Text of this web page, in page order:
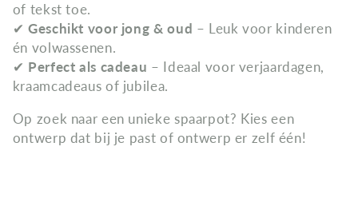
of tekst toe.
✔Geschikt voor jong & oud – Leuk voor kinderen
én volwassenen.
✔ Perfect als cadeau – Ideaal voor verjaardagen,
kraamcadeaus of jubilea.
Op zoek naar een unieke spaarpot? Kies een
ontwerp dat bij je past of ontwerp er zelf één!